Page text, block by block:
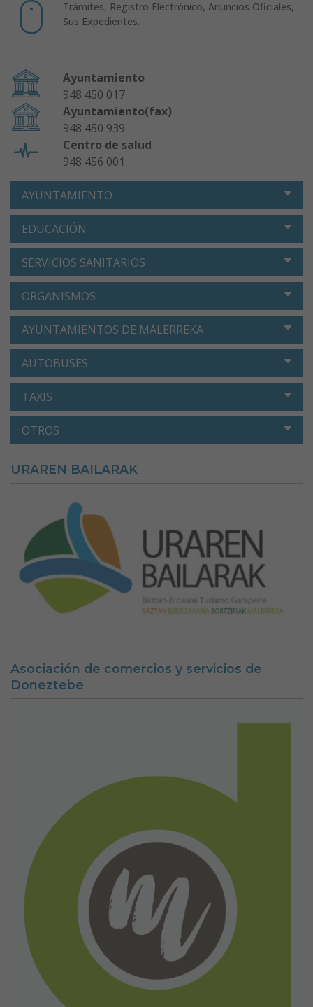
Trámites, Registro Electrónico, Anuncios Oficiales,
Sus Expedientes.
Ayuntamiento
948 450 017
Ayuntamiento(fax)
948 450 939
Centro de salud
948 456 001
AYUNTAMIENTO
EDUCACIÓN
SERVICIOS SANITARIOS
ORGANISMOS
AYUNTAMIENTOS DE MALERREKA
AUTOBUSES
TAXIS
OTROS
URAREN BAILARAK
Asociación de comercios y servicios de
Doneztebe